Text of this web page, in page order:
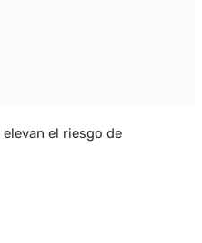
el riesgo de